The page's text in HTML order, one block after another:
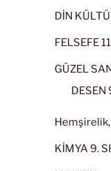
DİN
FELSEFE
GÜZEL
DESEN
Hemşirelik,
KİMYA 9.